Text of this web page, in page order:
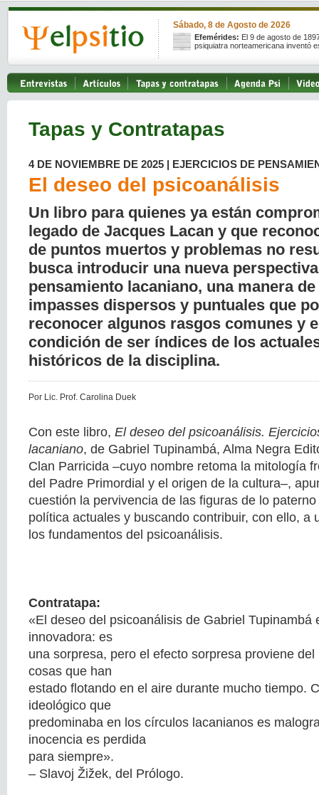
Sábado, 8 de Agosto de 2026
Efemérides: El 9 de agosto de
psiquiatra norteamericana inventó
Tapas y Contratapas
4 DE NOVIEMBRE DE 2025 | EJERCICIOS DE
El deseo del psicoanálisis
Un libro para quienes ya están
legado de Jacques Lacan y que
de puntos muertos y problemas no
busca introducir una nueva
pensamiento lacaniano, una manera
impasses dispersos y puntuales que
reconocer algunos rasgos comunes y
condición de ser índices de los
históricos de la disciplina.
Por Lic. Prof. Carolina Duek
Con este libro, El deseo del psicoanálisis.
lacaniano, de Gabriel Tupinambá, Alma Negra
Clan Parricida –cuyo nombre retoma la mitología
del Padre Primordial y el origen de la cultura–,
cuestión la pervivencia de las figuras de lo
política actuales y buscando contribuir, con ello, a
los fundamentos del psicoanálisis.
Contratapa:
«El deseo del psicoanálisis de Gabriel Tupinambá
innovadora: es
una sorpresa, pero el efecto sorpresa proviene
cosas que han
estado flotando en el aire durante mucho tiempo.
ideológico que
predominaba en los círculos lacanianos es
inocencia es perdida
para siempre».
– Slavoj Žižek, del Prólogo.